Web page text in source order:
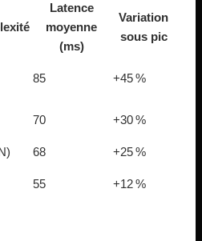
Latence
moyenne
(ms)
Variation
sous pic
85 +45 %
70 +30 %
68
+25 %
55 +12 %